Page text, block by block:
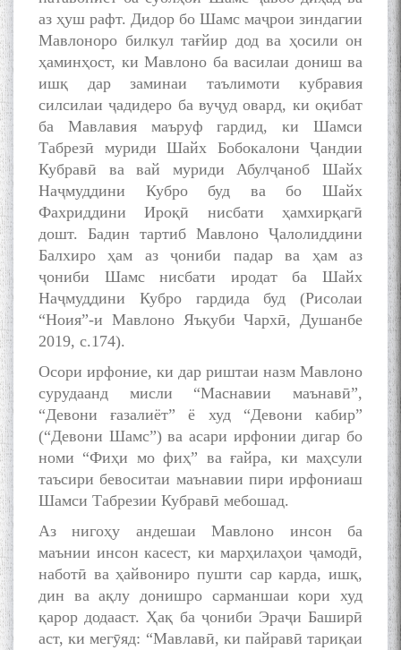
аз ҳуш рафт. Дидор бо Шамс маҷрои зиндагии
Мавлоноро билкул тағйир дод ва ҳосили он
ҳаминҳост, ки Мавлоно ба василаи дониш ва
ишқ дар заминаи таълимоти кубравия
силсилаи ҷадидеро ба вуҷуд овард, ки оқибат
ба Мавлавия маъруф гардид, ки Шамси
Табрезӣ муриди Шайх Бобокалони Ҷандии
Кубравӣ ва вай муриди Абулҷаноб Шайх
Наҷмуддини Кубро буд ва бо Шайх
Фахриддини Ироқӣ нисбати ҳамхирқагӣ
дошт. Бадин тартиб Мавлоно Ҷалолиддини
Балхиро ҳам аз ҷониби падар ва ҳам аз
ҷониби Шамс нисбати иродат ба Шайх
Наҷмуддини Кубро гардида буд (Рисолаи
“Ноия”-и Мавлоно Яъқуби Чархӣ, Душанбе
2019, с.174).
Осори ирфоние, ки дар риштаи назм Мавлоно
сурудаанд мисли “Маснавии маънавӣ”,
“Девони ғазалиёт” ё худ “Девони кабир”
(“Девони Шамс”) ва асари ирфонии дигар бо
номи “Фиҳи мо фиҳ” ва ғайра, ки маҳсули
таъсири бевоситаи маънавии пири ирфониаш
Шамси Табрезии Кубравӣ мебошад.
Аз нигоҳу андешаи Мавлоно инсон ба
маънии инсон касест, ки марҳилаҳои ҷамодӣ,
наботӣ ва ҳайвониро пушти сар карда, ишқ,
дин ва ақлу донишро сарманшаи кори худ
қарор додааст. Ҳақ ба ҷониби Эраҷи Баширӣ
аст, ки мегӯяд: “Мавлавӣ, ки пайравӣ тариқаи
БА МУНОСИБАТИ
БУЗУРГДОШТИ РӮЗИ РӮДАКӢ
Дар Академияи миллии
илмҳои Тоҷикистон бахшида
ба 100-солагии мунаққиду
адабиётшинос Соҳиб
Табаров ҳамоиши илмӣ-
назариявӣ баргузор гардид.
МАВЛОНО ҶАЛОЛИДДИНИ
БАЛХӢ БУЗУРГТАРИН
МУТАФАККИР ВА ОРИФИ
ЗАБОНУ АДАБИ ТОҶИК
به عبارت دیگر: گفتگو با مومن
قناعت Mumin Qanoat